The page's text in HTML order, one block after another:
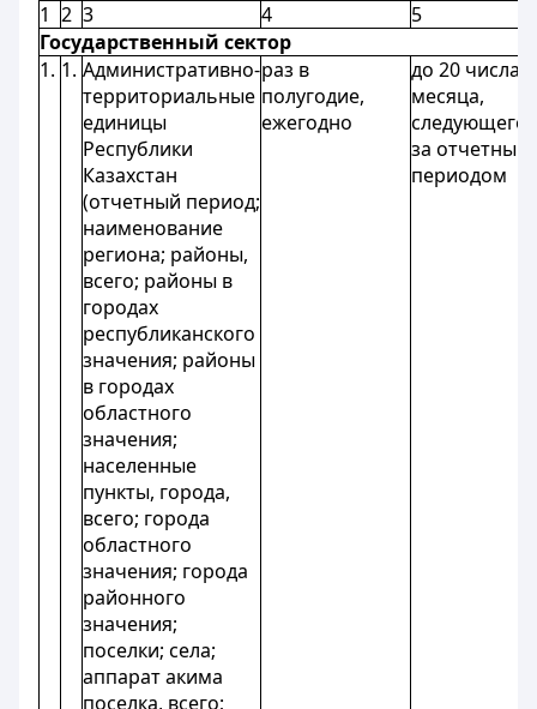
1 2 3 4
5
Государственный сектор
1. 1. Административно-
территориальные
единицы
Республики
Казахстан
(отчетный период;
наименование
региона; районы,
всего; районы в
городах
республиканского
значения; районы
в городах
областного
значения;
населенные
пункты, города,
всего; города
областного
значения; города
районного
значения;
поселки; села;
аппарат акима
поселка, всего;
раз в
полугодие,
ежегодно
до 20 числа
месяца,
следующего
за отчетным
периодом